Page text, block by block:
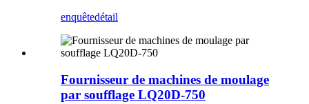
enquêtedétail
Fournisseur de machines de moulage
par soufflage LQ20D-750